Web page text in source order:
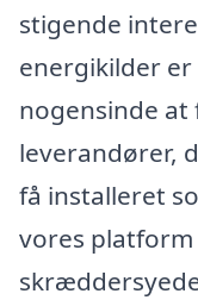
stigende
energikilder
nogensinde at
leverandører,
få installeret
vores